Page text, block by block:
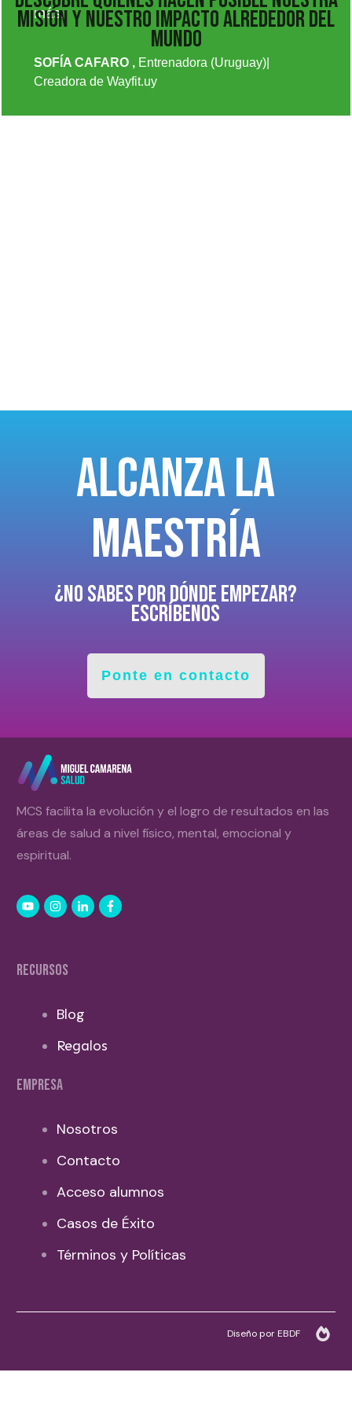
más.
SOFÍA CAFARO , Entrenadora (Uruguay)|
Creadora de Wayfit.uy
MISIÓN Y NUESTRO IMPACTO ALREDEDOR DEL
MUNDO
alcanza la
maestría
¿No sabes por dónde empezar?
ESCRÍBENOS
Ponte en contacto
MCS facilita la evolución y el logro de resultados en las
áreas de salud a nivel físico, mental, emocional y
espiritual.
RECURSOS
Blog
Regalos
EMPRESA
Nosotros
Contacto
Acceso alumnos
Casos de Éxito
Términos y Políticas
Diseño por EBDF